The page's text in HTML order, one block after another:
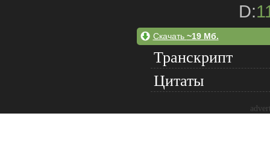
D:
Скачать ~19 Мб.
Транскрипт
Цитаты